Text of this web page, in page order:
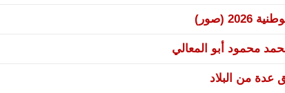
(صور)
محمود أبو المعالي